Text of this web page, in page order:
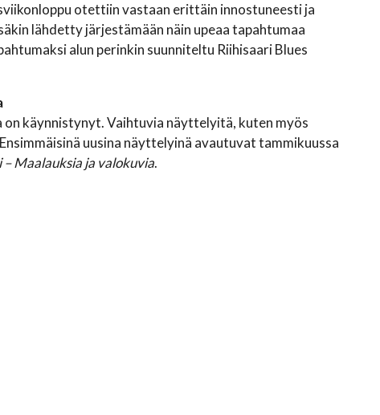
otettiin vastaan erittäin innostuneesti ja
lähdetty järjestämään näin upeaa tapahtumaa
alun perinkin suunniteltu Riihisaari Blues
on käynnistynyt. Vaihtuvia näyttelyitä, kuten myös
uusina näyttelyinä avautuvat tammikuussa
Maalauksia ja valokuvia.